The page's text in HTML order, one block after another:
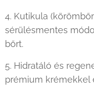
4. Kutikula
sérülésmentes
bőrt.
5. Hidratáló és
prémium krémekkel